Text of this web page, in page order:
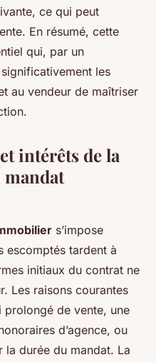
ce qui peut
En résumé, cette
qui, par un
les
au vendeur de maîtriser
intérêts de la
mandat
s’impose
escomptés tardent à
initiaux du contrat ne
Les raisons courantes
prolongé de vente, une
d’agence, ou
la durée du mandat. La